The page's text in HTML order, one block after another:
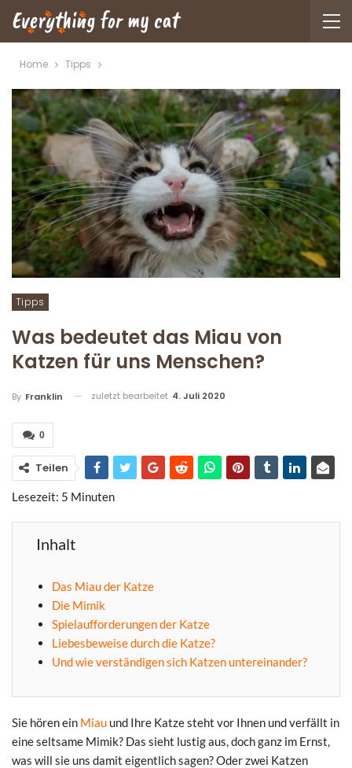
Home Tipps
Tipps
Was bedeutet das Miau von
Katzen für uns Menschen?
By Franklin zuletzt bearbeitet 4. Juli 2020
0
Teilen
Lesezeit: 5 Minuten
Inhalt
Das Miau der Katze
Die Mimik
Spielaufforderungen der Katze
Liebesbeweise durch die Katze?
Und wie verständigen sich Katzen untereinander?
Sie hören ein Miau und Ihre Katze steht vor Ihnen und verfällt in
eine seltsame Mimik? Das sieht lustig aus, doch ganz im Ernst,
was will sie uns damit eigentlich sagen? Oder zwei Katzen